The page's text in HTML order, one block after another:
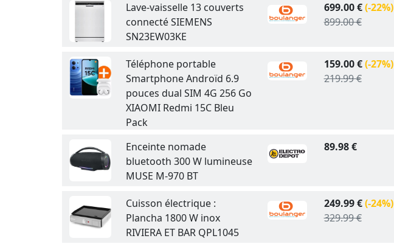
Lave-vaisselle 13 couverts
connecté SIEMENS
SN23EW03KE
699.00 €(-22%)
899.00 €
Téléphone portable
Smartphone Androïd 6.9
pouces dual SIM 4G 256 Go
XIAOMI Redmi 15C Bleu
Pack
159.00 €(-27%)
219.99 €
Enceinte nomade
bluetooth 300 W lumineuse
MUSE M-970 BT
89.98 €
Cuisson électrique :
Plancha 1800 W inox
RIVIERA ET BAR QPL1045
249.99 €(-24%)
329.99 €